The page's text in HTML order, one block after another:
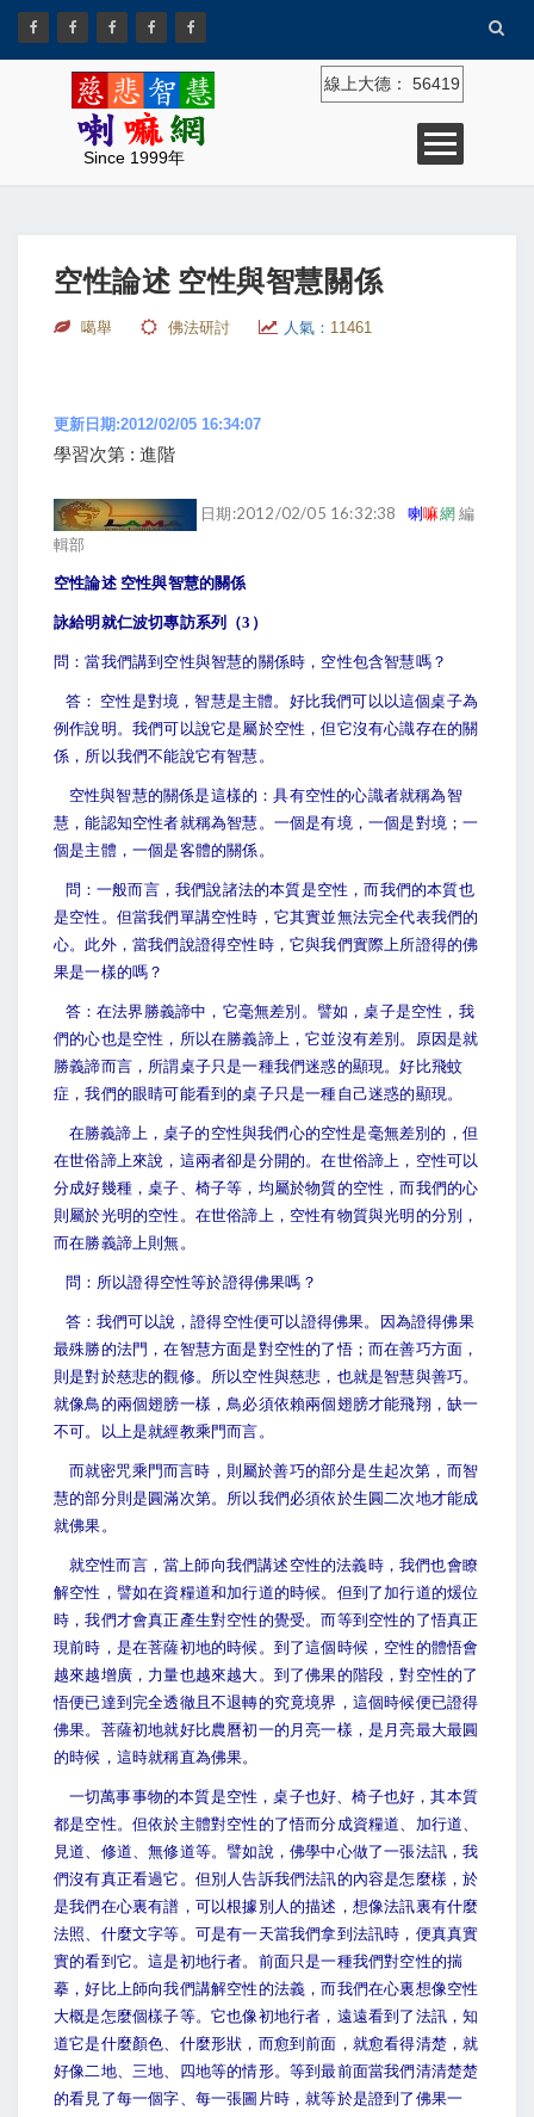
Since 1999年
線上大德： 56419
空性論述 空性與智慧關係
噶舉 佛法研討 人氣： 11461
更新日期:2012/02/05 16:34:07
學習次第 : 進階
日期:2012/02/05 16:32:38喇嘛網編
輯部
空性論述 空性與智慧的關係
詠給明就仁波切專訪系列（3）
問：當我們講到空性與智慧的關係時，空性包含智慧嗎？
答： 空性是對境，智慧是主體。好比我們可以以這個桌子為
例作說明。我們可以說它是屬於空性，但它沒有心識存在的關
係，所以我們不能說它有智慧。
空性與智慧的關係是這樣的：具有空性的心識者就稱為智
慧，能認知空性者就稱為智慧。一個是有境，一個是對境；一
個是主體，一個是客體的關係。
問：一般而言，我們說諸法的本質是空性，而我們的本質也
是空性。但當我們單講空性時，它其實並無法完全代表我們的
心。此外，當我們說證得空性時，它與我們實際上所證得的佛
果是一樣的嗎？
答：在法界勝義諦中，它毫無差別。譬如，桌子是空性，我
們的心也是空性，所以在勝義諦上，它並沒有差別。原因是就
勝義諦而言，所謂桌子只是一種我們迷惑的顯現。好比飛蚊
症，我們的眼睛可能看到的桌子只是一種自己迷惑的顯現。
在勝義諦上，桌子的空性與我們心的空性是毫無差別的，但
在世俗諦上來說，這兩者卻是分開的。在世俗諦上，空性可以
分成好幾種，桌子、椅子等，均屬於物質的空性，而我們的心
則屬於光明的空性。在世俗諦上，空性有物質與光明的分別，
而在勝義諦上則無。
問：所以證得空性等於證得佛果嗎？
答：我們可以說，證得空性便可以證得佛果。因為證得佛果
最殊勝的法門，在智慧方面是對空性的了悟；而在善巧方面，
則是對於慈悲的觀修。所以空性與慈悲，也就是智慧與善巧。
就像鳥的兩個翅膀一樣，鳥必須依賴兩個翅膀才能飛翔，缺一
不可。以上是就經教乘門而言。
而就密咒乘門而言時，則屬於善巧的部分是生起次第，而智
慧的部分則是圓滿次第。所以我們必須依於生圓二次地才能成
就佛果。
就空性而言，當上師向我們講述空性的法義時，我們也會瞭
解空性，譬如在資糧道和加行道的時候。但到了加行道的煖位
時，我們才會真正產生對空性的覺受。而等到空性的了悟真正
現前時，是在菩薩初地的時候。到了這個時候，空性的體悟會
越來越增廣，力量也越來越大。到了佛果的階段，對空性的了
悟便已達到完全透徹且不退轉的究竟境界，這個時候便已證得
佛果。菩薩初地就好比農曆初一的月亮一樣，是月亮最大最圓
的時候，這時就稱直為佛果。
一切萬事事物的本質是空性，桌子也好、椅子也好，其本質
都是空性。但依於主體對空性的了悟而分成資糧道、加行道、
見道、修道、無修道等。譬如說，佛學中心做了一張法訊，我
們沒有真正看過它。但別人告訴我們法訊的內容是怎麼樣，於
是我們在心裏有譜，可以根據別人的描述，想像法訊裏有什麼
法照、什麼文字等。可是有一天當我們拿到法訊時，便真真實
實的看到它。這是初地行者。前面只是一種我們對空性的揣
摹，好比上師向我們講解空性的法義，而我們在心裏想像空性
大概是怎麼個樣子等。它也像初地行者，遠遠看到了法訊，知
道它是什麼顏色、什麼形狀，而愈到前面，就愈看得清楚，就
好像二地、三地、四地等的情形。等到最前面當我們清清楚楚
的看見了每一個字、每一張圖片時，就等於是證到了佛果一